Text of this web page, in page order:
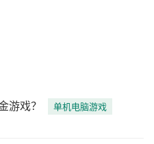
游戏？
单机电脑游戏